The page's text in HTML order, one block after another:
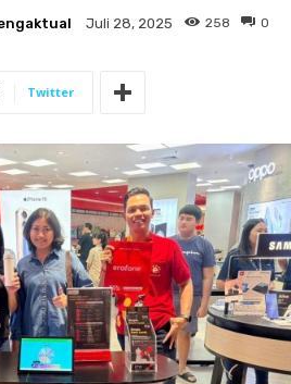
Juli 28, 2025 0
258
Twitter